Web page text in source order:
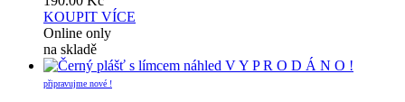
KOUPIT VÍCE
Online only
na skladě
náhled V Y P R O D Á N O !
připravujme nové !